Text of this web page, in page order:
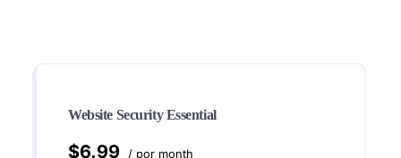
Website Security Essential
$6.99 / por month